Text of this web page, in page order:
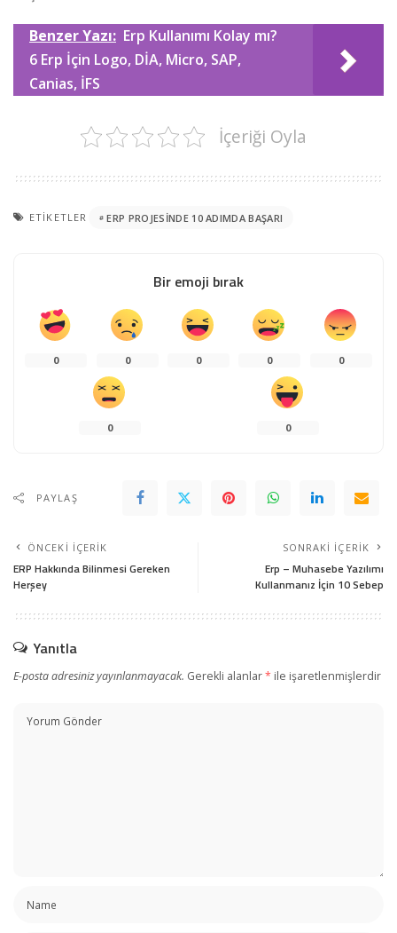
Benzer Yazı: Erp Kullanımı Kolay mı?
6 Erp İçin Logo, DİA, Micro, SAP,
Canias, İFS
İçeriği Oyla
ETIKETLER ERP PROJESINDE 10 ADIMDA BAŞARI
Bir emoji bırak
0 0 0 0 0
0 0
PAYLAŞ
ÖNCEKI İÇERIK
ERP Hakkında Bilinmesi Gereken
Herşey
SONRAKI İÇERIK
Erp – Muhasebe Yazılımı
Kullanmanız İçin 10 Sebep
Yanıtla
E-posta adresiniz yayınlanmayacak. Gerekli alanlar* ile işaretlenmişlerdir